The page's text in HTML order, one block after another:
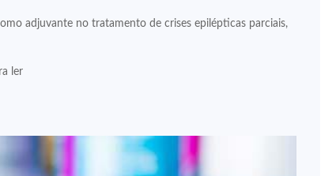
adjuvante no tratamento de crises epilépticas parciais,
ler